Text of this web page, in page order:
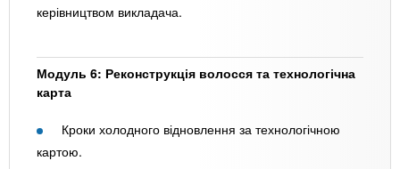
керівництвом викладача.
Модуль 6: Реконструкція волосся та технологічна
карта
Кроки холодного відновлення за технологічною
картою.